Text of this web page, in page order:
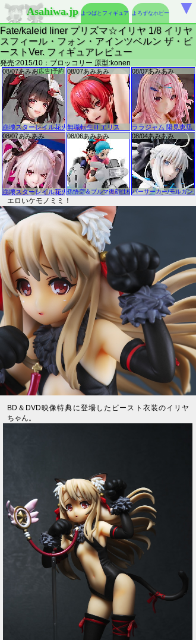
Asahiwa.jp よつばとフィギュア よろずなホビー
Fate/kaleid liner プリズマ☆イリヤ 1/8 イリヤ
スフィール・フォン・アインツベルン ザ・ビ
ーストVer. フィギュアレビュー
発売:2015/10：ブロッコリー 原型:konen
エロいケモノミミ！
BD＆DVD映像特典に登場したビースト衣装のイリヤ
ちゃん。
▼